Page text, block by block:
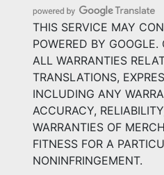
THIS SERVICE MAY
POWERED BY
ALL WARRANTIES
TRANSLATIONS,
INCLUDING ANY
ACCURACY,
WARRANTIES OF
FITNESS FOR A
NONINFRINGEMENT.